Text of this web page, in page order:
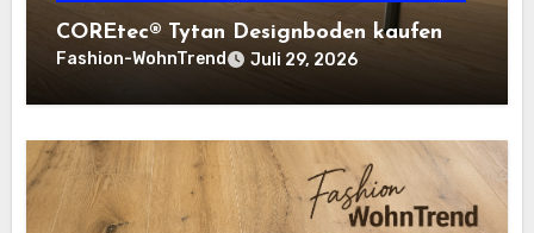
COREtec® Tytan Designboden kaufen
Fashion-WohnTrend Juli 29, 2026